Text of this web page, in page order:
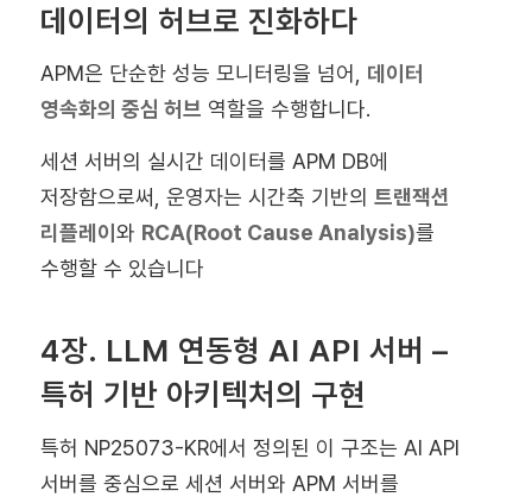
데이터의 허브로 진화하다
APM은 단순한 성능 모니터링을 넘어, 데이터
영속화의 중심 허브 역할을 수행합니다.
세션 서버의 실시간 데이터를 APM DB에
저장함으로써, 운영자는 시간축 기반의 트랜잭션
리플레이와 RCA(Root Cause Analysis)를
수행할 수 있습니다
4장. LLM 연동형 AI API 서버 –
특허 기반 아키텍처의 구현
특허 NP25073-KR에서 정의된 이 구조는 AI API
서버를 중심으로 세션 서버와 APM 서버를